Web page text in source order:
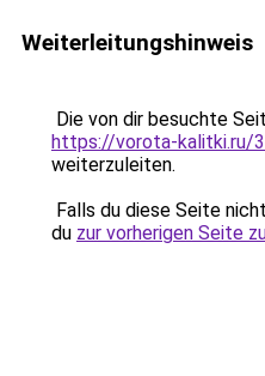
Weiterleitungshinweis
Die von dir besuchte
https://vorota-kalitki.ru/
weiterzuleiten.
Falls du diese Seite
du zur vorherigen Seite